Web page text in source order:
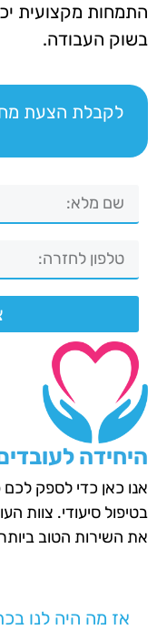
התמחות מקצועית
בשוק העבודה.
לקבלת הצעת
היחידה
אנו כאן כדי לספק לכם
בטיפול סיעודי. צוות
את השירות הטוב
אז מה היה לנו